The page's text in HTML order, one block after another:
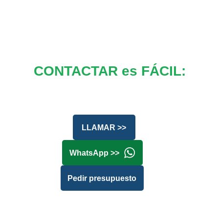
CONTACTAR es FÁCIL:
LLAMAR >>
WhatsApp >>
Pedir presupuesto